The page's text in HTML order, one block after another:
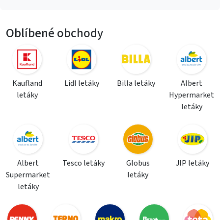
Oblíbené obchody
Kaufland
letáky
Lidl letáky Billa letáky
Albert
Hypermarket
letáky
Albert
Supermarket
letáky
Tesco letáky
Globus
letáky
JIP letáky